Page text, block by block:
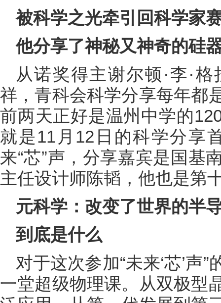
被科学之光牵引回科学家
他分享了神秘又神奇的硅
从诺奖得主谢尔顿·李·
祥，青科会科学分享每年都
前两天正好是温州中学的
就是11月12日的科学分
来“芯”声，分享嘉宾是国基
主任设计师陈韬，他也是第
元科学：改变了世界的半
到底是什么
对于这次参加“未来‘芯’声
一堂超级物理课。从双极型